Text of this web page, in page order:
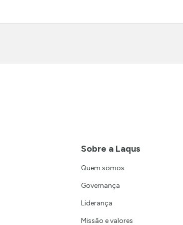
Sobre a Laqus
Quem somos
Governança
Liderança
Missão e valores